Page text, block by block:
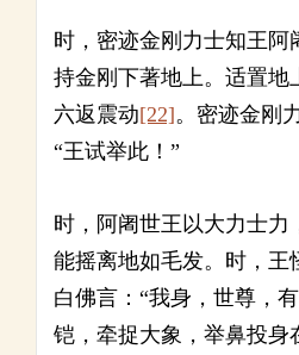
时，密迹金刚力士知王阿
持金刚下著地上。适置地
六返震动[22]。密迹金刚
“王试举此！”
时，阿阇世王以大力士力
能摇离地如毛发。时，王
白佛言：“我身，世尊，
铠，牵捉大象，举鼻投身